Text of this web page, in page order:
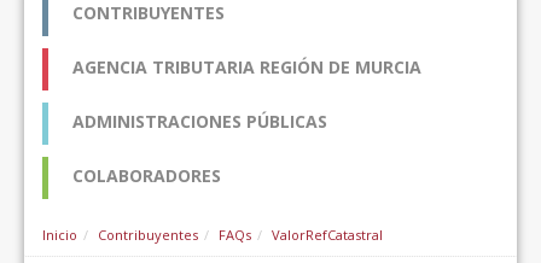
CONTRIBUYENTES
AGENCIA TRIBUTARIA REGIÓN DE MURCIA
ADMINISTRACIONES PÚBLICAS
COLABORADORES
Inicio Contribuyentes FAQs ValorRefCatastral